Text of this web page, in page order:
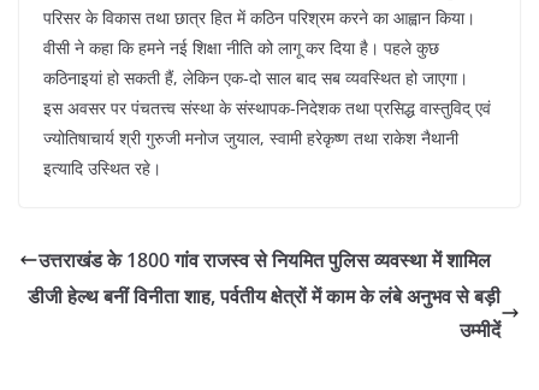
परिसर के विकास तथा छात्र हित में कठिन परिश्रम करने का आह्वान किया।
वीसी ने कहा कि हमने नई शिक्षा नीति को लागू कर दिया है। पहले कुछ
कठिनाइयां हो सकती हैं, लेकिन एक-दो साल बाद सब व्यवस्थित हो जाएगा।
इस अवसर पर पंचतत्त्व संस्था के संस्थापक-निदेशक तथा प्रसिद्ध वास्तुविद् एवं
ज्योतिषाचार्य श्री गुरुजी मनोज जुयाल, स्वामी हरेकृष्ण तथा राकेश नैथानी
इत्यादि उस्थित रहे।
उत्तराखंड के 1800 गांव राजस्व से नियमित पुलिस व्यवस्था में शामिल
डीजी हेल्थ बनीं विनीता शाह, पर्वतीय क्षेत्रों में काम के लंबे अनुभव से बड़ी
उम्मीदें